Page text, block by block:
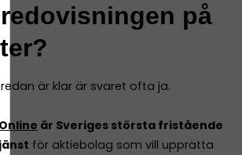
på
är klar är svaret ofta ja.
är Sveriges största fristående
för aktiebolag som vill upprätta